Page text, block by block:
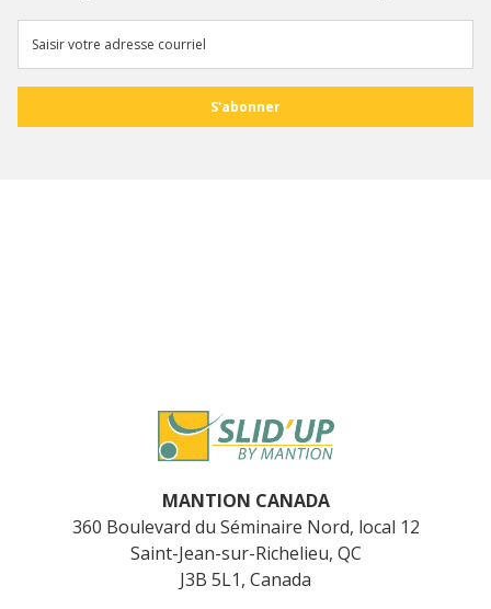
MANTION CANADA
360 Boulevard du Séminaire Nord, local 12
Saint-Jean-sur-Richelieu, QC
J3B 5L1, Canada